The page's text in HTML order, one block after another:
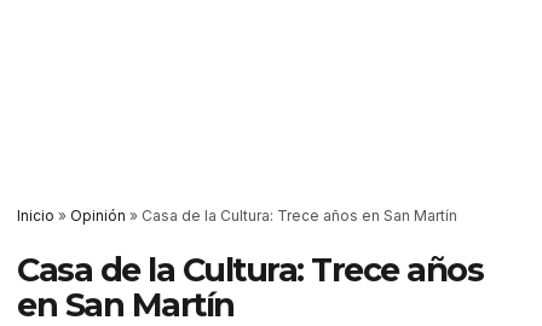
Inicio » Opinión » Casa de la Cultura: Trece años en San Martín
Casa de la Cultura: Trece años
en San Martín